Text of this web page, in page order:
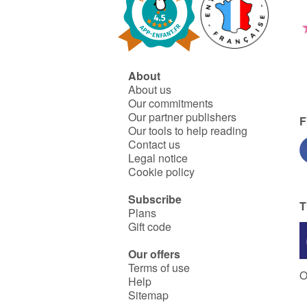
About
About us
Our commitments
Our partner publishers
Our tools to help reading
Contact us
Legal notice
Cookie policy
Subscribe
Plans
Gift code
Our offers
Terms of use
Help
Sitemap